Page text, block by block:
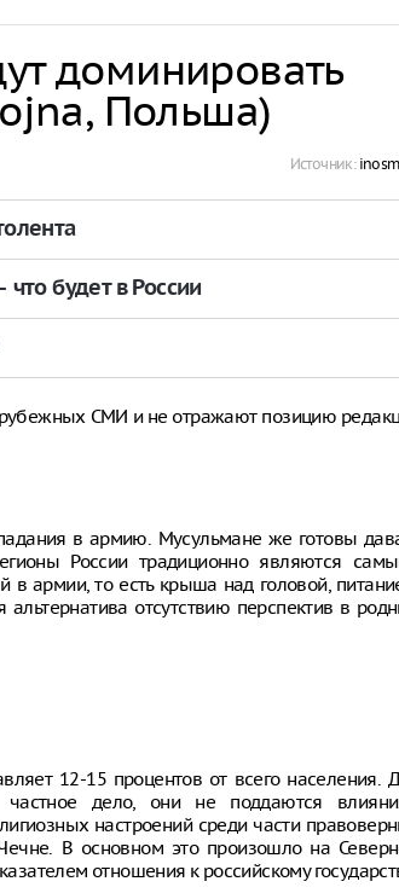
доминировать
Польша)
Источник:
будет в России
СМИ и не отражают позицию
в армию. Мусульмане же готовы
России традиционно являются
армии, то есть крыша над головой,
отсутствию перспектив в
12-15 процентов от всего населения.
дело, они не поддаются
настроений среди части
В основном это произошло на
отношения к российскому